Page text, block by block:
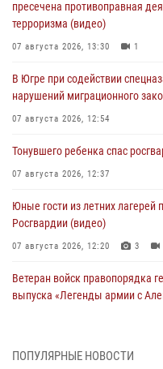
пресечена противоправная
терроризма (видео)
07 августа 2026, 13:30 1
В Югре при содействии
нарушений миграционного
07 августа 2026, 12:54
Тонувшего ребенка спас
07 августа 2026, 12:37
Юные гости из летних лагерей
Росгвардии (видео)
07 августа 2026, 12:20 3
Ветеран войск правопорядка
выпуска «Легенды армии с
Представители ФСБ России по
ПОПУЛЯРНЫЕ НОВОСТИ